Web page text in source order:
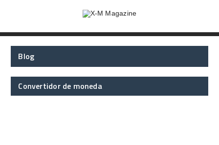
Blog
Convertidor de moneda